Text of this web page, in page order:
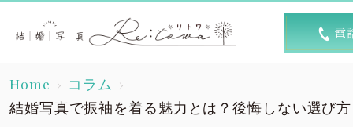
トップ
Top
Home
コラム
結婚写真で振袖を着る魅力とは？後悔しない選び